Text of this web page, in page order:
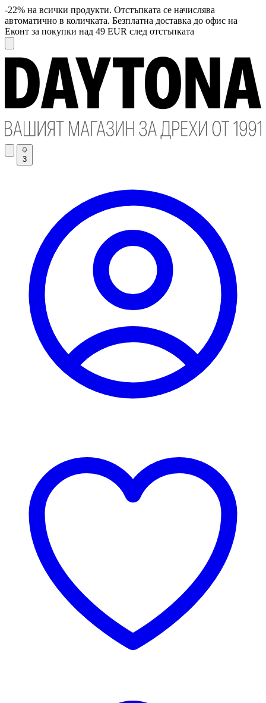
-22% на всички продукти. Отстъпката се начислява
автоматично в количката. Безплатна доставка до офис на
Еконт за покупки над 49 EUR след отстъпката
3